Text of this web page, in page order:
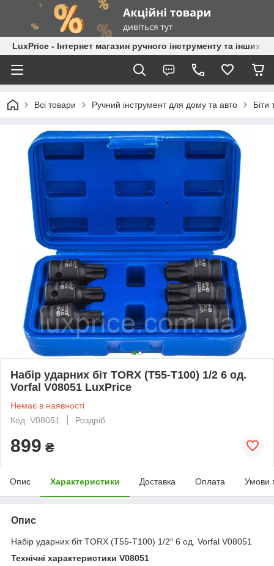
LuxPrice - Інтернет магазин ручного інструменту та інших
Всі товари Ручний інструмент для дому та авто Біти
Набір ударних біт TORX (T55-T100) 1/2 6 од.
Vorfal V08051 LuxPrice
Немає в наявності
Код: V08051
Роздріб
899 ₴
Опис Характеристики Доставка Оплата Умови
Опис
Набір ударних біт TORX (T55-T100) 1/2″ 6 од. Vorfal V08051
Технічні характеристики V08051